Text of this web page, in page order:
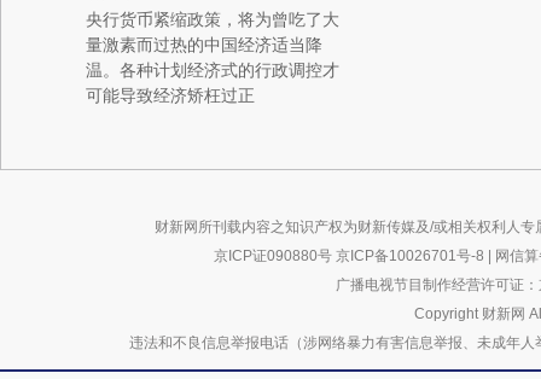
央行货币紧缩政策，将为曾吃了大
量激素而过热的中国经济适当降
温。各种计划经济式的行政调控才
可能导致经济矫枉过正
财新网所刊载内容之知识产权为财新传媒及/或相关权利人
京ICP证090880号 京ICP备10026701号-8
网信
广播电视节目制作经营许可证
Copyright 财新网
违法和不良信息举报电话（涉网络暴力有害信息举报、未成